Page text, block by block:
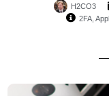
H2CO3
2FA,